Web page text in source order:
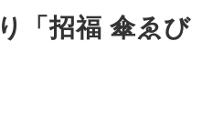
「招福 傘ゑび